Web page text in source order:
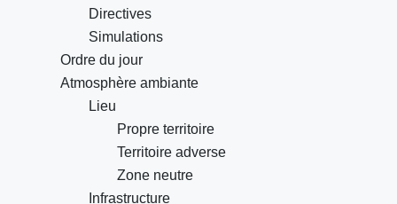
Directives
Simulations
Ordre du jour
Atmosphère ambiante
Lieu
Propre territoire
Territoire adverse
Zone neutre
Infrastructure